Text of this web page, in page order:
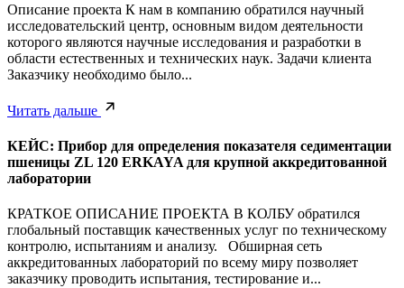
Описание проекта К нам в компанию обратился научный
исследовательский центр, основным видом деятельности
которого являются научные исследования и разработки в
области естественных и технических наук. Задачи клиента
Заказчику необходимо было...
Читать дальше
КЕЙС: Прибор для определения показателя седиментации
пшеницы ZL 120 ERKAYA для крупной аккредитованной
лаборатории
КРАТКОЕ ОПИСАНИЕ ПРОЕКТА В КОЛБУ обратился
глобальный поставщик качественных услуг по техническому
контролю, испытаниям и анализу. Обширная сеть
аккредитованных лабораторий по всему миру позволяет
заказчику проводить испытания, тестирование и...